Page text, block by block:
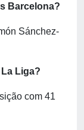
Barcelona?
Sánchez-
Liga?
com 41